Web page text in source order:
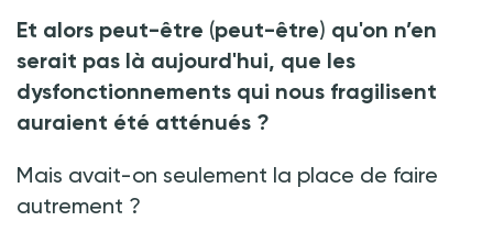
Et alors peut-être (peut-être) qu'on n’en
serait pas là aujourd'hui, que les
dysfonctionnements qui nous fragilisent
auraient été atténués ?
Mais avait-on seulement la place de faire
autrement ?